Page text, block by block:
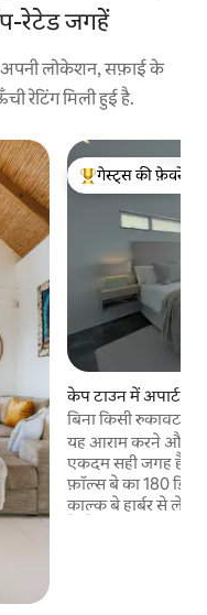
रेटेड जगहें
अपनी लोकेशन, सफ़ाई के
रेटिंग मिली हुई है.
गेस्ट्स का टॉप फ़ेवरेट
गेस्ट्स की फ़ेवरेट
केप टाउन में अपार्टमेंट
बिना किसी रुकावट के
अपार्टमेंट
यह आराम करने और
एकदम सही जगह है।
फ़ॉल्स बे का 180
काल्क बे हार्बर से